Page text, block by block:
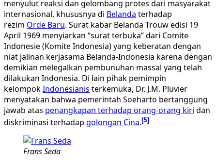
menyulut reaksi dan gelombang protes dari masyarakat
internasional, khususnya di Belanda terhadap
rezim Orde Baru. Surat kabar Belanda Trouw edisi 19
April 1969 menyiarkan “surat terbuka” dari Comite
Indonesie (Komite Indonesia) yang keberatan dengan
niat jalinan kerjasama Belanda-Indonesia karena dengan
demikian melegalkan pembunuhan massal yang telah
dilakukan Indonesia. Di lain pihak pemimpin
kelompokIndonesianis terkemuka, Dr. J.M. Pluvier
menyatakan bahwa pemerintah Soeharto bertanggung
jawab atas penangkapan terhadap orang-orang kiri dan
diskriminasi terhadap golongan Cina.[5]
Frans Seda